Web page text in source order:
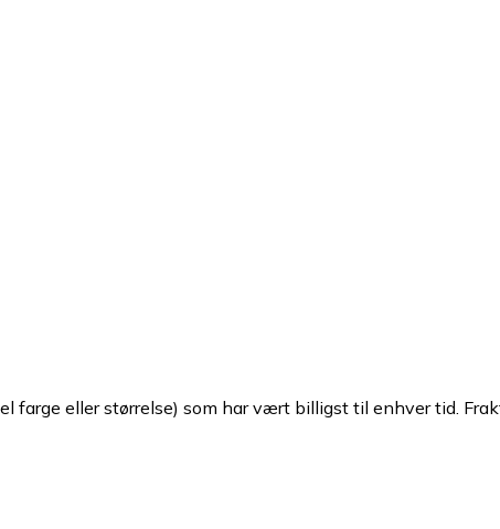
farge eller størrelse) som har vært billigst til enhver tid.